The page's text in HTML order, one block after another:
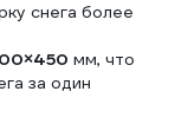
снега более
мм, что
за один